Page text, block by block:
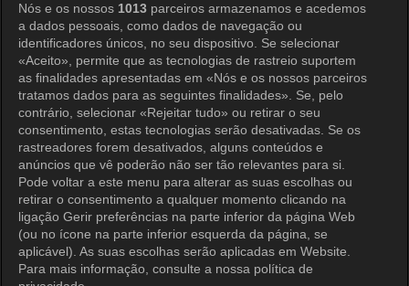
Nós e os nossos 1013 parceiros armazenamos e acedemos
a dados pessoais, como dados de navegação ou
identificadores únicos, no seu dispositivo. Se selecionar
«Aceito», permite que as tecnologias de rastreio suportem
as finalidades apresentadas em «Nós e os nossos parceiros
tratamos dados para as seguintes finalidades». Se, pelo
contrário, selecionar «Rejeitar tudo» ou retirar o seu
consentimento, estas tecnologias serão desativadas. Se os
rastreadores forem desativados, alguns conteúdos e
anúncios que vê poderão não ser tão relevantes para si.
Pode voltar a este menu para alterar as suas escolhas ou
retirar o consentimento a qualquer momento clicando na
ligação Gerir preferências na parte inferior da página Web
(ou no ícone na parte inferior esquerda da página, se
aplicável). As suas escolhas serão aplicadas em Website.
Para mais informação, consulte a nossa política de